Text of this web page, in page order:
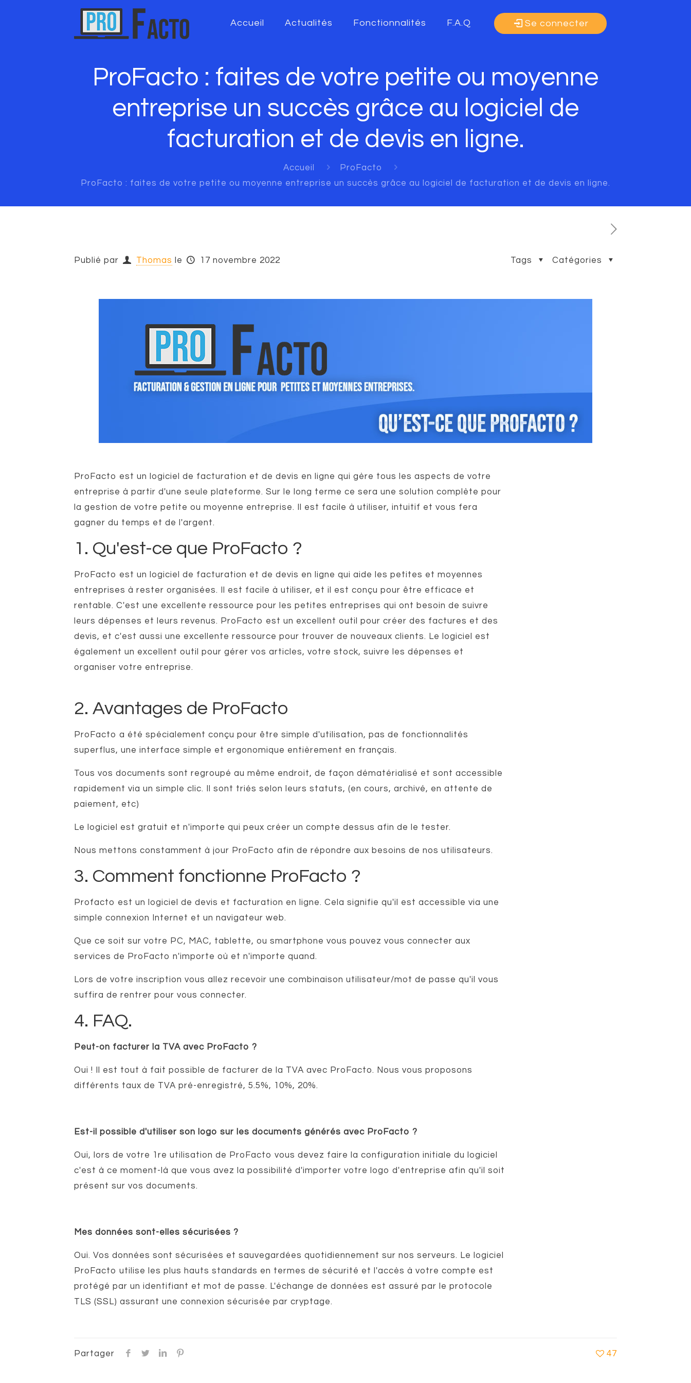
Accueil Actualités Fonctionnalités F.A.Q Se connecter
ProFacto : faites de votre petite ou moyenne
entreprise un succès grâce au logiciel de
facturation et de devis en ligne.
Accueil
ProFacto
ProFacto : faites de votre petite ou moyenne entreprise un succès grâce au logiciel de facturation et de devis en ligne.
Publié par Thomas le 17 novembre 2022 Catégories
Tags
ProFacto est un logiciel de facturation et de devis en ligne qui gère tous les aspects de votre
entreprise à partir d'une seule plateforme. Sur le long terme ce sera une solution complète pour
la gestion de votre petite ou moyenne entreprise. Il est facile à utiliser, intuitif et vous fera
gagner du temps et de l'argent.
1. Qu'est-ce que ProFacto ?
ProFacto est un logiciel de facturation et de devis en ligne qui aide les petites et moyennes
entreprises à rester organisées. Il est facile à utiliser, et il est conçu pour être efficace et
rentable. C'est une excellente ressource pour les petites entreprises qui ont besoin de suivre
leurs dépenses et leurs revenus. ProFacto est un excellent outil pour créer des factures et des
devis, et c'est aussi une excellente ressource pour trouver de nouveaux clients. Le logiciel est
également un excellent outil pour gérer vos articles, votre stock, suivre les dépenses et
organiser votre entreprise.
2. Avantages de ProFacto
ProFacto a été spécialement conçu pour être simple d'utilisation, pas de fonctionnalités
superflus, une interface simple et ergonomique entièrement en français.
Tous vos documents sont regroupé au même endroit, de façon dématérialisé et sont accessible
rapidement via un simple clic. Il sont triés selon leurs statuts, (en cours, archivé, en attente de
paiement, etc)
Le logiciel est gratuit et n'importe qui peux créer un compte dessus afin de le tester.
Nous mettons constamment à jour ProFacto afin de répondre aux besoins de nos utilisateurs.
3. Comment fonctionne ProFacto ?
Profacto est un logiciel de devis et facturation en ligne. Cela signifie qu'il est accessible via une
simple connexion Internet et un navigateur web.
Que ce soit sur votre PC, MAC, tablette, ou smartphone vous pouvez vous connecter aux
services de ProFacto n'importe où et n'importe quand.
Lors de votre inscription vous allez recevoir une combinaison utilisateur/mot de passe qu'il vous
suffira de rentrer pour vous connecter.
4. FAQ.
Peut-on facturer la TVA avec ProFacto ?
Oui ! Il est tout à fait possible de facturer de la TVA avec ProFacto. Nous vous proposons
différents taux de TVA pré-enregistré, 5.5%, 10%, 20%.
Est-il possible d'utiliser son logo sur les documents générés avec ProFacto ?
Oui, lors de votre 1re utilisation de ProFacto vous devez faire la configuration initiale du logiciel
c'est à ce moment-là que vous avez la possibilité d'importer votre logo d'entreprise afin qu'il soit
présent sur vos documents.
Mes données sont-elles sécurisées ?
Oui. Vos données sont sécurisées et sauvegardées quotidiennement sur nos serveurs. Le logiciel
ProFacto utilise les plus hauts standards en termes de sécurité et l'accès à votre compte est
protégé par un identifiant et mot de passe. L'échange de données est assuré par le protocole
TLS (SSL) assurant une connexion sécurisée par cryptage.
Partager 47